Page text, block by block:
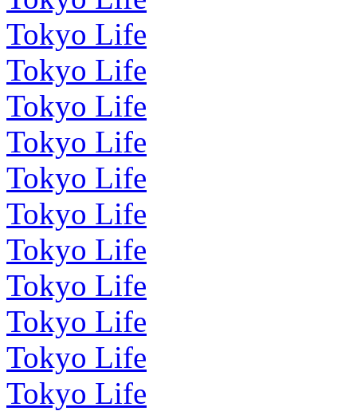
Tokyo Life
Tokyo Life
Tokyo Life
Tokyo Life
Tokyo Life
Tokyo Life
Tokyo Life
Tokyo Life
Tokyo Life
Tokyo Life
Tokyo Life